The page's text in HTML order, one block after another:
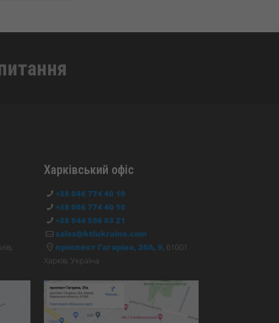
Харківський офіс
+38 048 774 40 10
+38 066 774 40 10
+38 044 596 03 21
sales@ktlukraine.com
проспект Гагаріна, 20А, 9, 61001
Харків, Україна